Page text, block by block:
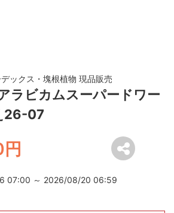
ックス・塊根植物 現品販売
ラビカムスーパードワー
26-07
07:00 ～ 2026/08/20 06:59